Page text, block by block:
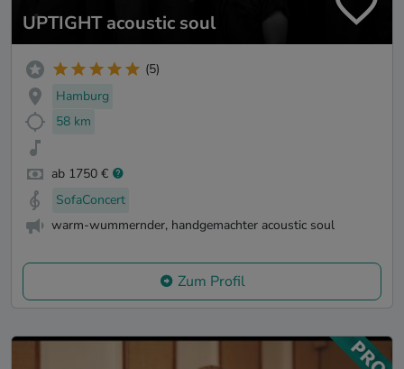
UPTIGHT acoustic soul
(5)
Hamburg
58 km
ab 1750 €
SofaConcert
warm-wummernder, handgemachter acoustic soul
Zum Profil